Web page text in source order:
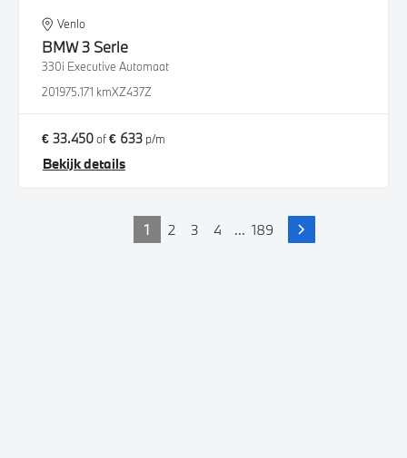
Venlo
BMW3 Serie
330i Executive Automaat
201975.171 kmXZ437Z
€ 33.450of€ 633 p/m
Bekijk details
1 2 3 4 ... 189